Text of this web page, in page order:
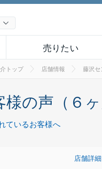
売りたい
トップ 店舗情報 藤沢セ
様の声（６ヶ
ているお客様へ
店舗詳細